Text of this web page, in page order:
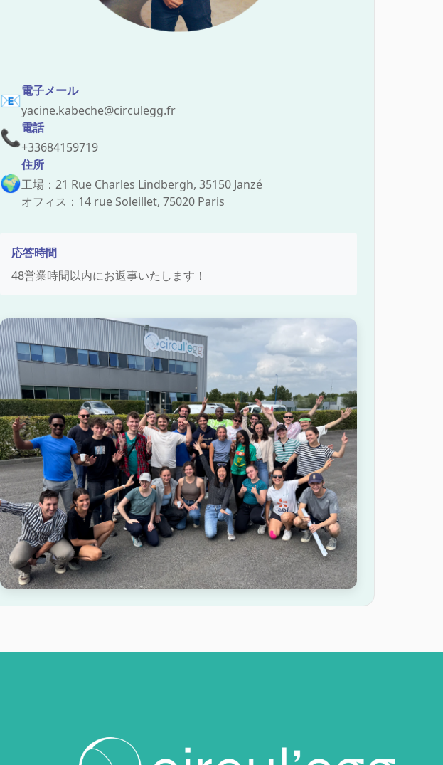
📧電子メール
yacine.kabeche@circulegg.fr
📞電話
+33684159719
🌍
住所
工場：21 Rue Charles Lindbergh, 35150 Janzé
オフィス：14 rue Soleillet, 75020 Paris
応答時間
48営業時間以内にお返事いたします！